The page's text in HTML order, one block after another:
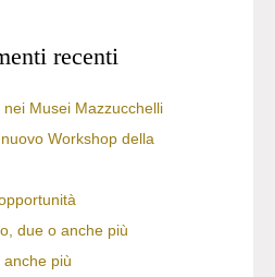
recenti
Musei Mazzucchelli
Workshop della
due o anche più
anche più